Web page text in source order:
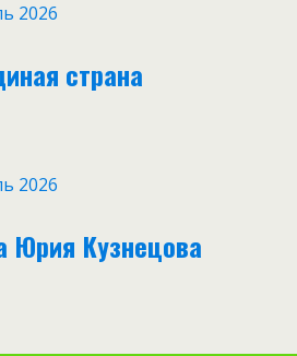
2026
страна
2026
Юрия Кузнецова